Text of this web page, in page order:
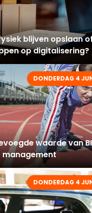
blijven opslaan
op digitalisering?
DONDERDAG 4
waarde van
DONDERDAG 4